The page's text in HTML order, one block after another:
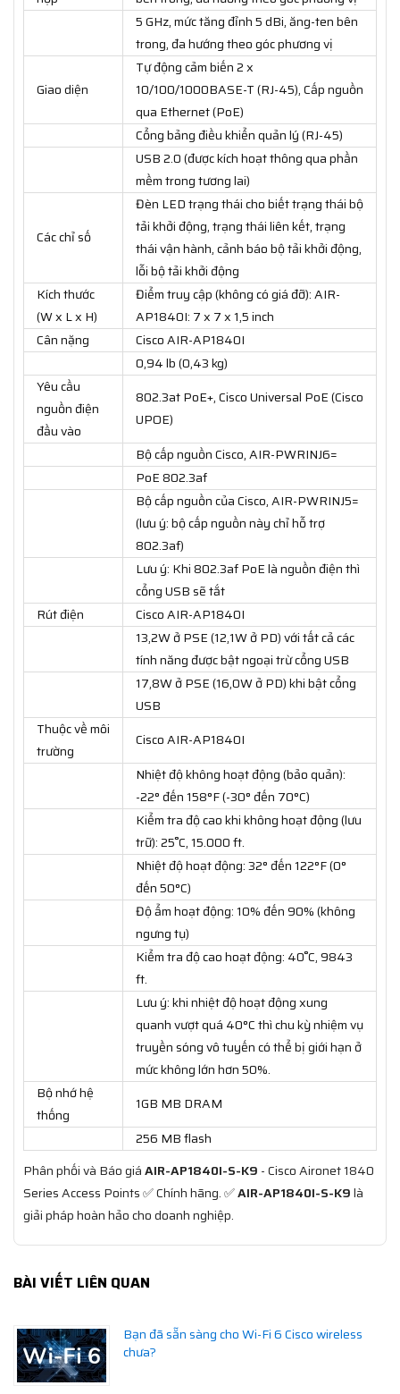
5 GHz, mức tăng đỉnh 5 dBi, ăng-ten bên
trong, đa hướng theo góc phương vị
Giao diện
Tự động cảm biến 2 x
10/100/1000BASE-T (RJ-45), Cấp nguồn
qua Ethernet (PoE)
Cổng bảng điều khiển quản lý (RJ-45)
USB 2.0 (được kích hoạt thông qua phần
mềm trong tương lai)
Các chỉ số
Đèn LED trạng thái cho biết trạng thái bộ
tải khởi động, trạng thái liên kết, trạng
thái vận hành, cảnh báo bộ tải khởi động,
lỗi bộ tải khởi động
Kích thước
(W x L x H)
Điểm truy cập (không có giá đỡ): AIR-
AP1840I: 7 x 7 x 1,5 inch
Cân nặng
Cisco AIR-AP1840I
0,94 lb (0,43 kg)
Yêu cầu
nguồn điện
đầu vào
802.3at PoE+, Cisco Universal PoE (Cisco
UPOE)
Bộ cấp nguồn Cisco, AIR-PWRINJ6=
PoE 802.3af
Bộ cấp nguồn của Cisco, AIR-PWRINJ5=
(lưu ý: bộ cấp nguồn này chỉ hỗ trợ
802.3af)
Lưu ý: Khi 802.3af PoE là nguồn điện thì
cổng USB sẽ tắt
Rút điện
Cisco AIR-AP1840I
13,2W ở PSE (12,1W ở PD) với tất cả các
tính năng được bật ngoại trừ cổng USB
17,8W ở PSE (16,0W ở PD) khi bật cổng
USB
Thuộc về môi
trường
Cisco AIR-AP1840I
Nhiệt độ không hoạt động (bảo quản):
-22° đến 158°F (-30° đến 70°C)
Kiểm tra độ cao khi không hoạt động (lưu
trữ): 25˚C, 15.000 ft.
Nhiệt độ hoạt động: 32° đến 122°F (0°
đến 50°C)
Độ ẩm hoạt động: 10% đến 90% (không
ngưng tụ)
Kiểm tra độ cao hoạt động: 40˚C, 9843
ft.
Lưu ý: khi nhiệt độ hoạt động xung
quanh vượt quá 40°C thì chu kỳ nhiệm vụ
truyền sóng vô tuyến có thể bị giới hạn ở
mức không lớn hơn 50%.
Bộ nhớ hệ
thống
1GB MB DRAM
256 MB flash
Phân phối và Báo giáAIR-AP1840I-S-K9 - Cisco Aironet 1840
Series Access Points ✅ Chính hãng. ✅AIR-AP1840I-S-K9là
giải pháp hoàn hảo cho doanh nghiệp.
BÀI VIẾT LIÊN QUAN
Bạn đã sẵn sàng cho Wi-Fi 6 Cisco wireless
chưa?